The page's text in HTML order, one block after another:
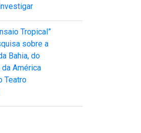
Tropical”
sobre a
Bahia, do
América
Teatro